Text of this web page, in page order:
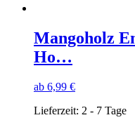
Mangoholz
Ho…
ab 6,99 €
Lieferzeit: 2 - 7 Tage